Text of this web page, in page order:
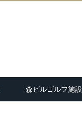
森ビルゴルフ施設